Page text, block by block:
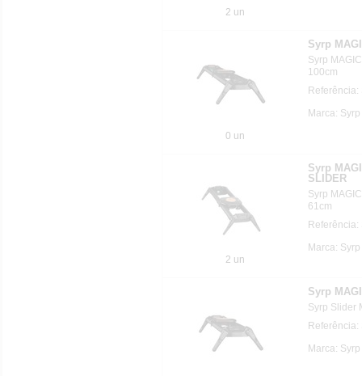
2 un
0 un
Syrp
Syrp
100cm
Referência:
Marca:
2 un
Syrp
SLIDER
Syrp
61cm
Referência:
Marca:
Syrp
Syrp Slider
Referência:
Marca: